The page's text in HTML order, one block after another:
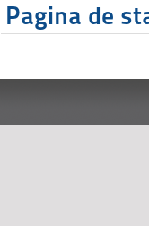
Pagina de